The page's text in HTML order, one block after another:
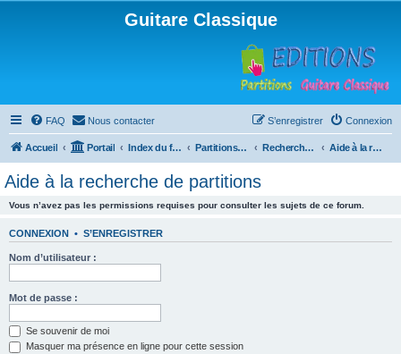
Guitare Classique
FAQ Nous contacter Connexion
S’enregistrer
Accueil Portail Index du forum Partitions pour guitare en libre téléchargement Recherche de ressources musicales Aide à la recherche de partitions
Aide à la recherche de partitions
Vous n’avez pas les permissions requises pour consulter les sujets de ce forum.
CONNEXION • S’ENREGISTRER
Nom d’utilisateur :
Mot de passe :
Se souvenir de moi
Masquer ma présence en ligne pour cette session